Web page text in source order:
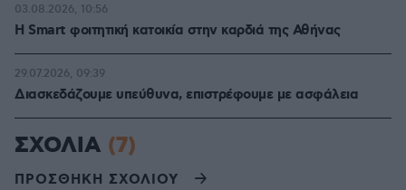
Η Smart φοιτητική κατοικία στην καρδιά της Αθήνας
03.08.2026, 10:56
Διασκεδάζουμε υπεύθυνα, επιστρέφουμε με ασφάλεια
29.07.2026, 09:39
ΣΧΟΛΙΑ (7)
ΠΡΟΣΘΗΚΗ ΣΧΟΛΙΟΥ